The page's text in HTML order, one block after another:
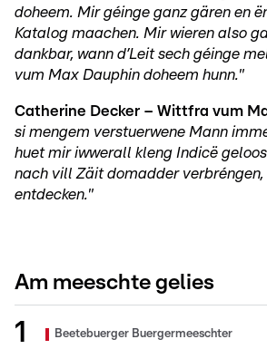
doheem. Mir géinge ganz gären en
Katalog maachen. Mir wieren also
dankbar, wann d’Leit sech géinge
vum Max Dauphin doheem hunn."
Catherine Decker – Wittfra vum
si mengem verstuerwene Mann
huet mir iwwerall kleng Indicë
nach vill Zäit domadder verbréngen,
entdecken."
Am meeschte gelies
Beetebuerger Buergermeeschter